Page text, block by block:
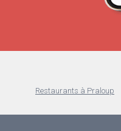
Restaurants à Praloup